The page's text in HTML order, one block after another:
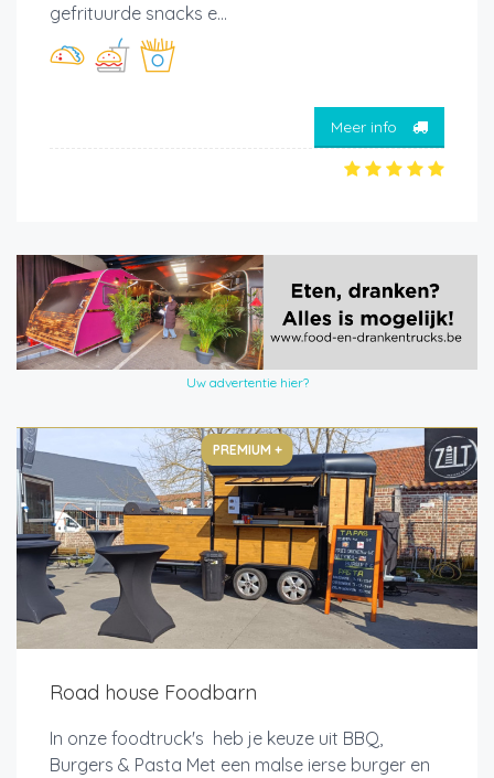
gefrituurde snacks e...
Meer info
Uw advertentie hier?
PREMIUM +
Road house Foodbarn
In onze foodtruck's heb je keuze uit BBQ,
Burgers & Pasta Met een malse ierse burger en